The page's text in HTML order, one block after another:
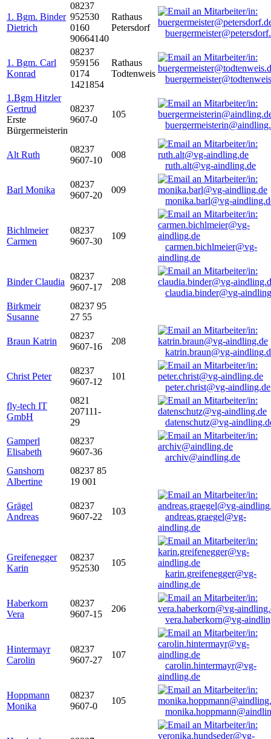
1. Bgm. Binder
Dietrich
08237
952530
0160
90664140
Rathaus
Petersdorf
1. Bgm. Carl
Konrad
08237
959156
0174
1421854
Rathaus
Todtenweis
1.Bgm Hitzler
Gertrud
Erste
Bürgermeisterin
08237
9607-0
105
Alt Ruth
08237
9607-10
008
ruth.alt@vg-aindling.de
Barl Monika
08237
9607-20
009
monika.barl@vg-
Bichlmeier
Carmen
08237
9607-30
109
carmen.bichlmeier@vg-
aindling.de
Binder Claudia
08237
9607-17
208
claudia.binder@vg-
Birkmeir
Susanne
08237 95
27 55
Braun Katrin
08237
9607-16
208
katrin.braun@vg-
Christ Peter
08237
9607-12
101
peter.christ@vg-aindling.de
fly-tech IT
GmbH
0821
207111-
29
datenschutz@vg-
Gamperl
Elisabeth
08237
9607-36
archiv@aindling.de
Ganshorn
Albertine
08237 85
19 001
Grägel
Andreas
08237
9607-22
103
andreas.graegel@vg-
aindling.de
Greifenegger
Karin
08237
952530
105
karin.greifenegger@vg-
aindling.de
Haberkorn
Vera
08237
9607-15
206
vera.haberkorn@vg-
Hintermayr
Carolin
08237
9607-27
107
carolin.hintermayr@vg-
aindling.de
Hoppmann
Monika
08237
9607-0
105